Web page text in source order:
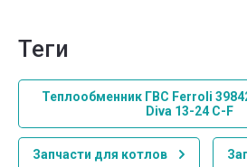
теги
Теплообменник ГВС Ferroli
Diva 13-24 C-F
Запчасти для котлов